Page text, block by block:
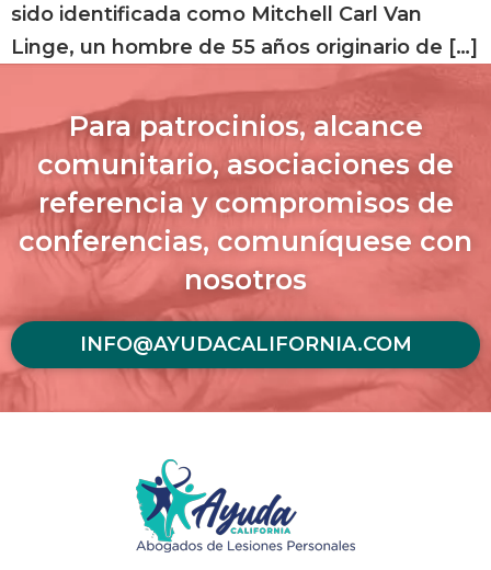
sido identificada como Mitchell Carl Van
Linge, un hombre de 55 años originario de […]
Para patrocinios, alcance
comunitario, asociaciones de
referencia y compromisos de
conferencias, comuníquese con
nosotros
INFO@AYUDACALIFORNIA.COM